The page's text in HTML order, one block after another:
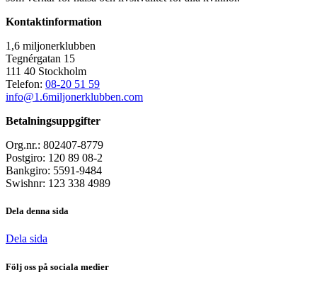
Kontaktinformation
1,6 miljonerklubben
Tegnérgatan 15
111 40 Stockholm
Telefon: 08-20 51 59
info@1.6miljonerklubben.com
Betalningsuppgifter
Org.nr.: 802407-8779
Postgiro: 120 89 08-2
Bankgiro: 5591-9484
Swishnr: 123 338 4989
Dela denna sida
Dela sida
Följ oss på sociala medier